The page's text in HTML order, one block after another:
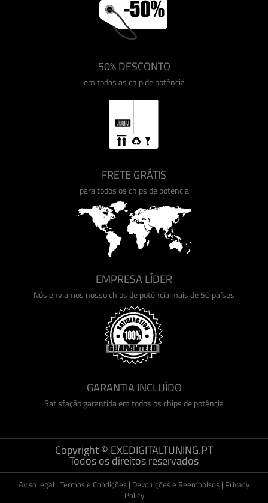
50% DESCONTO
em todas as chip de potência
FRETE GRÁTIS
para todos os chips de potência
EMPRESA LÍDER
Nós enviamos nosso chips de potência mais de 50 países
GARANTIA INCLUÍDO
Satisfação garantida em todos os chips de potência
Copyright © EXEDIGITALTUNING.PT
Todos os direitos reservados
Aviso legal | Termos e Condições | Devoluções e Reembolsos | Privacy
Policy